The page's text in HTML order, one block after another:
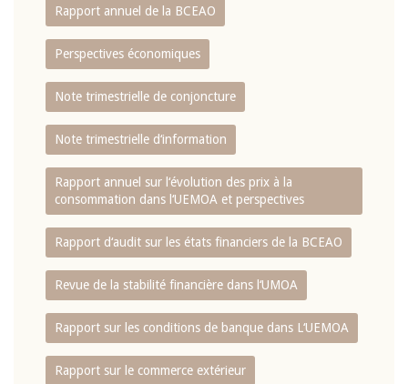
Rapport annuel de la BCEAO
Perspectives économiques
Note trimestrielle de conjoncture
Note trimestrielle d‘information
Rapport annuel sur l‘évolution des prix à la
consommation dans l‘UEMOA et perspectives
Rapport d‘audit sur les états financiers de la BCEAO
Revue de la stabilité financière dans l‘UMOA
Rapport sur les conditions de banque dans L‘UEMOA
Rapport sur le commerce extérieur